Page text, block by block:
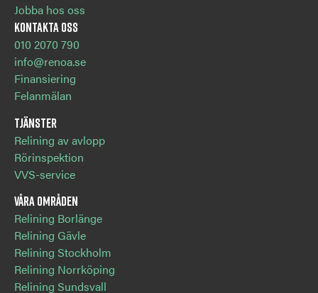
Jobba hos oss
Kontakta oss
010 2070 790
info@renoa.se
Finansiering
Felanmälan
Tjänster
Relining av avlopp
Rörinspektion
VVS-service
Våra områden
Relining Borlänge
Relining Gävle
Relining Stockholm
Relining Norrköping
Relining Sundsvall